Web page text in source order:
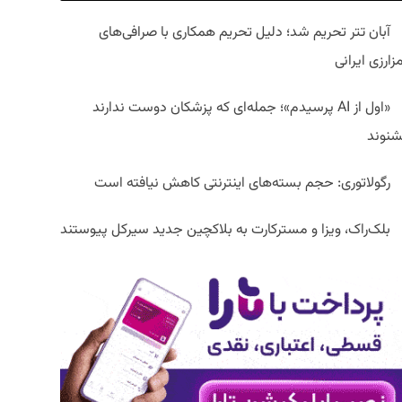
آبان تتر تحریم شد؛ دلیل تحریم همکاری با صرافی‌های
ایرانی
«اول از AI پرسیدم»؛ جمله‌ای که پزشکان دوست ندارند
رگولاتوری: حجم بسته‌های اینترنتی کاهش نیافته است
بلک‌راک، ویزا و مسترکارت به بلاکچین جدید سیرکل پیوستند